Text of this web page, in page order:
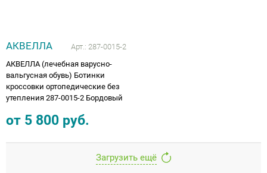
АКВЕЛЛА Арт.: 287-0015-2
АКВЕЛЛА (лечебная варусно-
вальгусная обувь) Ботинки
кроссовки ортопедические без
утепления 287-0015-2 Бордовый
от 5 800 руб.
Загрузить ещё